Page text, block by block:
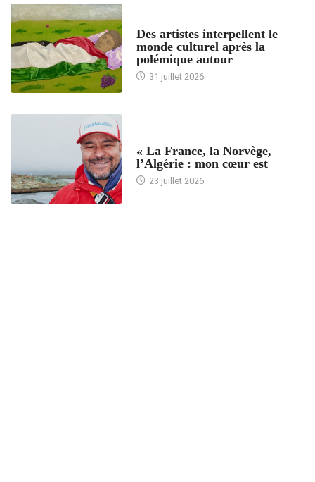
Des artistes interpellent le
monde culturel après la
polémique autour
31 juillet 2026
« La France, la Norvège,
l’Algérie : mon cœur est
23 juillet 2026